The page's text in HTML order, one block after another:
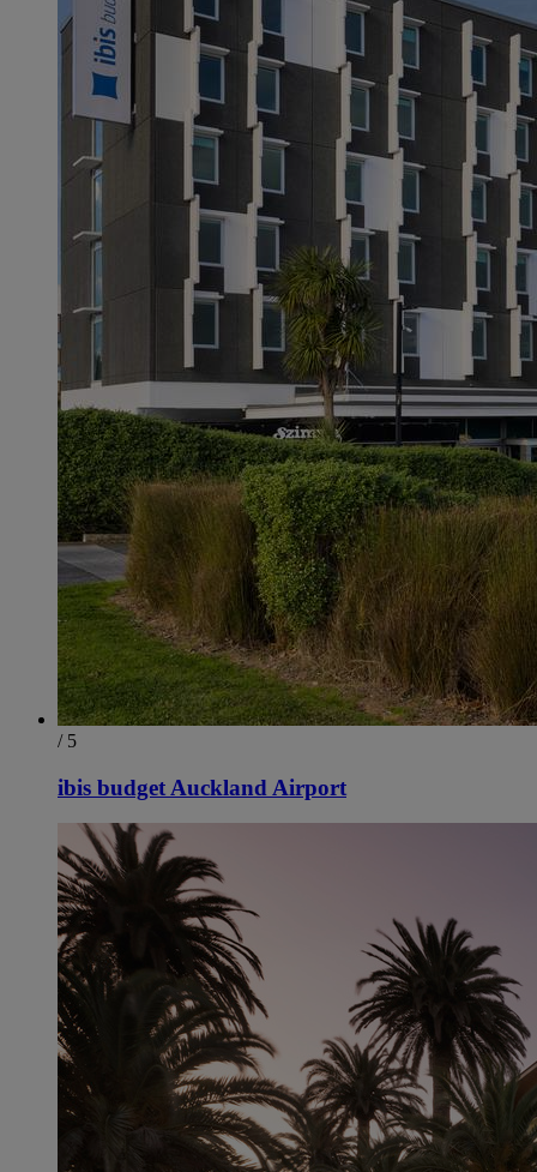
/ 5
ibis budget Auckland Airport